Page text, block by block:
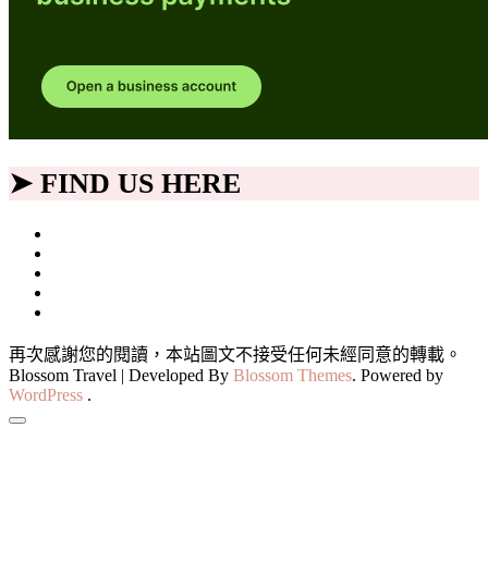
➤ FIND US HERE
再次感謝您的閱讀，本站圖文不接受任何未經同意的轉載。
Blossom Travel | Developed By Blossom Themes. Powered by
WordPress .